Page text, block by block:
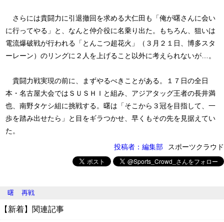
さらには貴闘力に引退撤回を求める大仁田も「俺が曙さんに会い
に行ってやる」と、なんと仲介役に名乗り出た。もちろん、狙いは
電流爆破戦が行われる「とんこつ超花火」（３月２１日、博多スタ
ーレーン）のリングに２人を上げること以外に考えられないが…。
貴闘力戦実現の前に、まずやるべきことがある。１７日の全日
本・名古屋大会ではＳＵＳＨＩと組み、アジアタッグ王者の長井満
也、南野タケシ組に挑戦する。曙は「そこから３冠を目指して、一
歩を踏み出せたら」と目をギラつかせ、早くもその先を見据えてい
た。
投稿者：編集部
スポーツクラウド
曙 再戦
【新着】関連記事